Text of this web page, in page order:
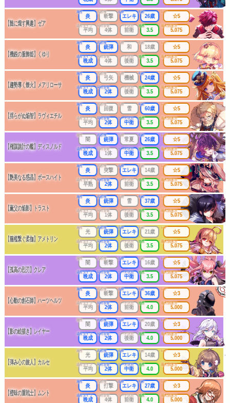
【髄に熾す興趣】ゼア
属性
炎
武器種
斬撃
出身
エレキ
年齢
26歳
成長タイプ
平均
同時攻撃
4体
リーチ区分
前衛
連携
3.5
レア
☆5
最大防護力
5.075
【機鋭の服飾姫】くゆり
属性
炎
武器種
銃弾
出身
和
年齢
18歳
成長タイプ
晩成
同時攻撃
4体
リーチ区分
後衛
連携
3.5
レア
☆5
最大防護力
5.075
【趨勢導く燎火】メアリローサ
属性
炎
武器種
弓矢
出身
機械
年齢
24歳
成長タイプ
晩成
同時攻撃
2体
リーチ区分
後衛
連携
3.5
レア
☆5
最大防護力
5.075
【揺らがぬ焔智】ラヴィエチル
属性
炎
武器種
回復
出身
雪
年齢
60歳
成長タイプ
平均
同時攻撃
2体
リーチ区分
中衛
連携
3.5
レア
☆5
最大防護力
5.075
【権謀詭計の艦】ディスノルド
属性
闇
武器種
銃弾
出身
常夏
年齢
26歳
成長タイプ
晩成
同時攻撃
1体
リーチ区分
中衛
連携
3.5
レア
☆5
最大防護力
5.075
【艶美なる惑晶】ボースハイト
属性
炎
武器種
突撃
出身
エレキ
年齢
14歳
成長タイプ
早熟
同時攻撃
2体
リーチ区分
前衛
連携
3.5
レア
☆5
最大防護力
5.075
【薫父の焔影】トラスト
属性
炎
武器種
銃弾
出身
雪
年齢
37歳
成長タイプ
平均
同時攻撃
1体
リーチ区分
後衛
連携
3.5
レア
☆5
最大防護力
5.075
【籠檻繋ぐ柔枷】アメトリン
属性
光
武器種
銃弾
出身
エレキ
年齢
21歳
成長タイプ
平均
同時攻撃
2体
リーチ区分
後衛
連携
3.5
レア
☆5
最大防護力
5.075
【孤高の烈刃】クレア
属性
闇
武器種
斬撃
出身
エレキ
年齢
16歳
成長タイプ
晩成
同時攻撃
2体
リーチ区分
中衛
連携
3.5
レア
☆5
最大防護力
5.075
【心動の創石師】ハーツヘルツ
属性
炎
武器種
斬撃
出身
エレキ
年齢
36歳
成長タイプ
平均
同時攻撃
2体
リーチ区分
前衛
連携
4.0
レア
☆3
最大防護力
5.000
【影の絵描き】レイヤー
属性
闇
武器種
銃弾
出身
エレキ
年齢
20歳
成長タイプ
晩成
同時攻撃
2体
リーチ区分
後衛
連携
4.0
レア
☆3
最大防護力
5.000
【弾み心の旅人】カルセ
属性
光
武器種
銃弾
出身
エレキ
年齢
14歳
成長タイプ
平均
同時攻撃
2体
リーチ区分
中衛
連携
4.0
レア
☆3
最大防護力
5.000
【橙味の重戦士】ムント
属性
炎
武器種
打撃
出身
エレキ
年齢
27歳
成長タイプ
晩成
同時攻撃
4体
リーチ区分
前衛
連携
4.0
レア
☆3
最大防護力
5.000